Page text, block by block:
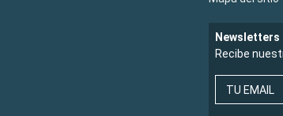
Newsletters
Recibe
TU EMAIL